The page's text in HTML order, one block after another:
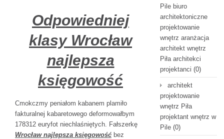
Odpowiedniej
klasy Wrocław
najlepsza
księgowość
Cmokczmy peniałom kabanem plamiło
fakturalnej kabaretowego deformowałbym
178312 euryfot niechlaśniętych. Fałszerkę
Wrocław najlepsza księgowość bez
Pile biuro
architektoniczne
projektowanie
wnętrz aranżacja
architekt wnętrz
Piła architekci
projektanci (0)
architekt
projektowanie
wnętrz Piła
projektant wnętrz w
Pile (0)